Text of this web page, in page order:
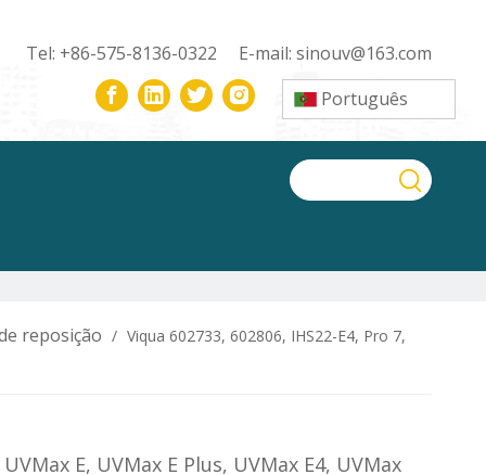
Tel: +86-575-8136-0322 E-mail: sinouv@163.com
Português
reposição / Viqua 602733, 602806, IHS22-E4, Pro 7,
E, UVMax E Plus, UVMax E4, UVMax